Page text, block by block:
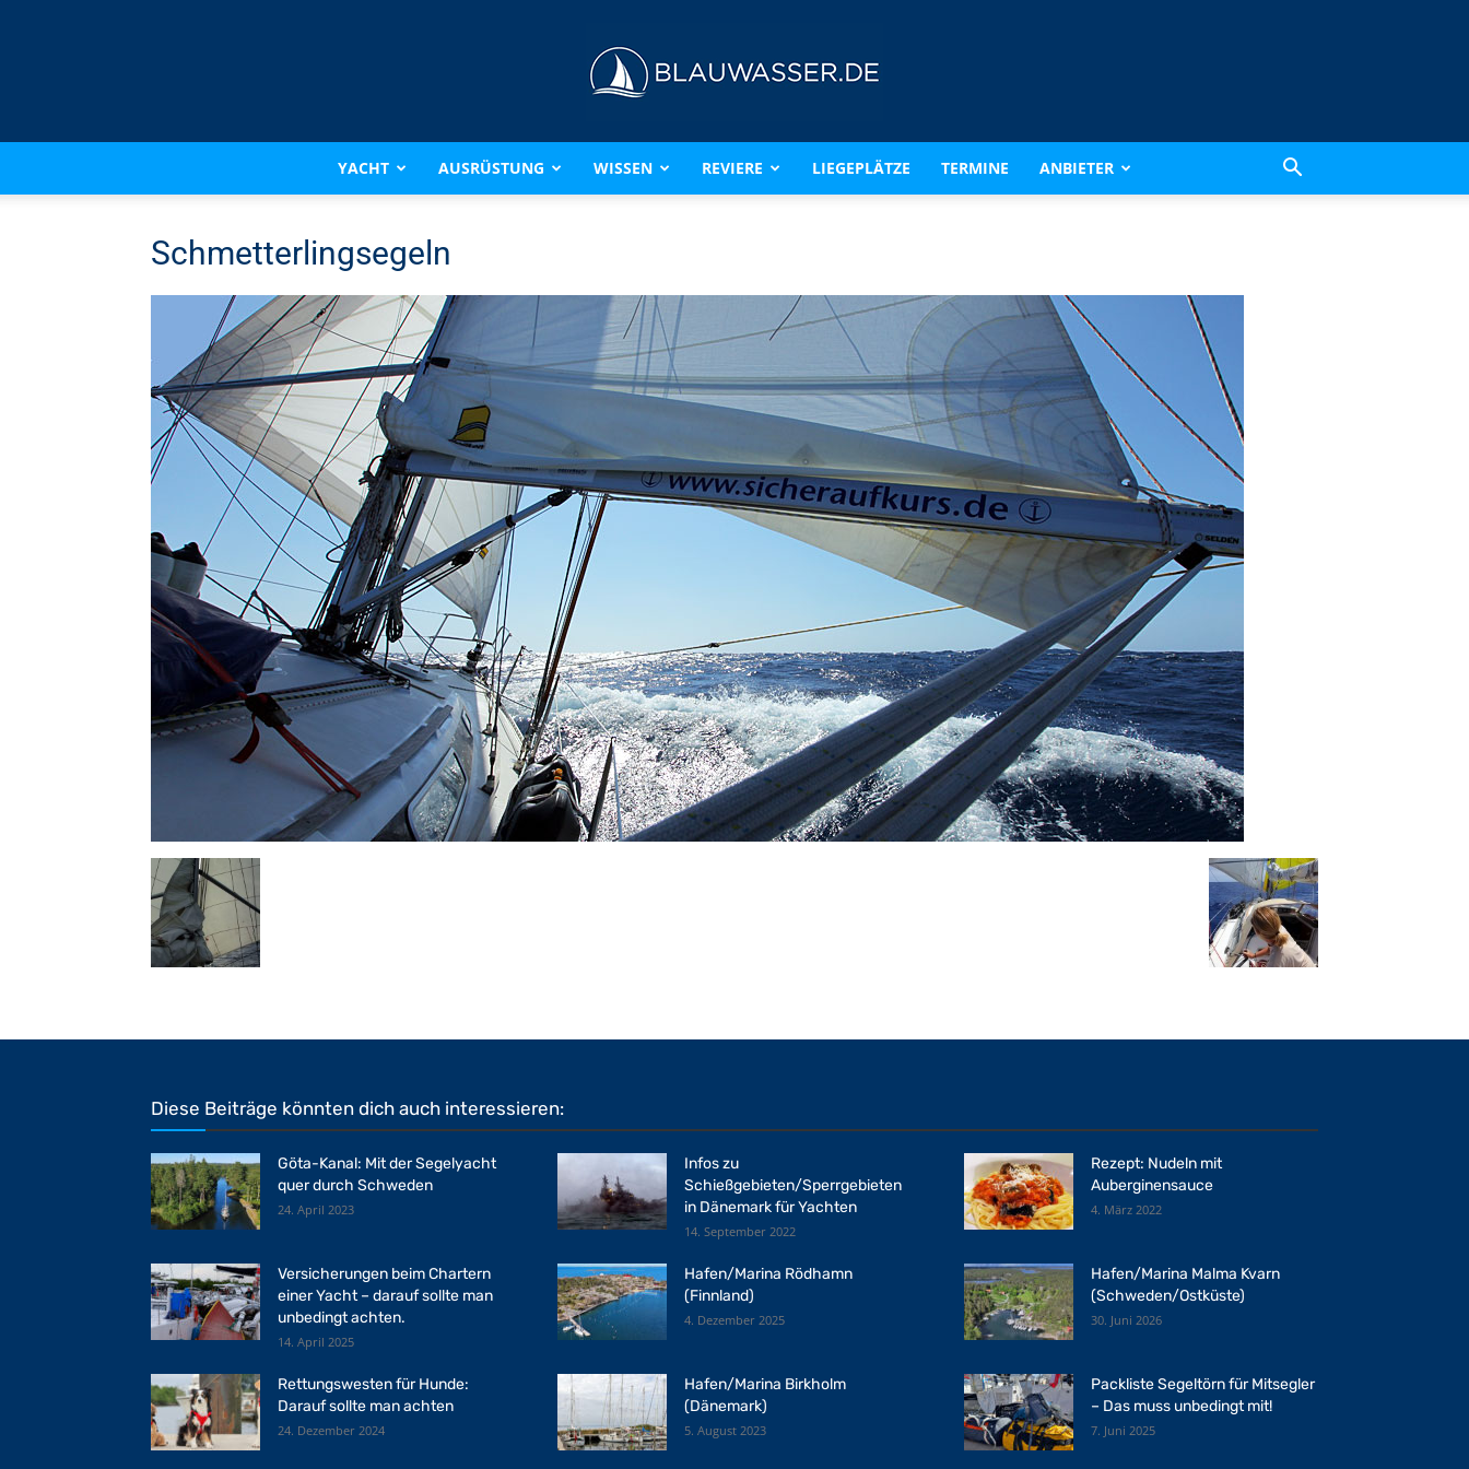
BLAUWASSER.DE
YACHT AUSRÜSTUNG WISSEN REVIERE LIEGEPLÄTZE TERMINE ANBIETER
Schmetterlingsegeln
Diese Beiträge könnten dich auch interessieren:
Göta-Kanal: Mit der Segelyacht
quer durch Schweden
24. April 2023
Infos zu
Schießgebieten/Sperrgebieten
in Dänemark für Yachten
14. September 2022
Rezept: Nudeln mit
Auberginensauce
4. März 2022
Versicherungen beim Chartern
einer Yacht – darauf sollte man
unbedingt achten.
14. April 2025
Hafen/Marina Rödhamn
(Finnland)
4. Dezember 2025
Hafen/Marina Malma Kvarn
(Schweden/Ostküste)
30. Juni 2026
Rettungswesten für Hunde:
Darauf sollte man achten
24. Dezember 2024
Hafen/Marina Birkholm
(Dänemark)
5. August 2023
Packliste Segeltörn für Mitsegler
– Das muss unbedingt mit!
7. Juni 2025